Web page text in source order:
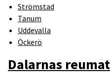
Strömstad
Tanum
Uddevalla
Öckerö
Dalarnas